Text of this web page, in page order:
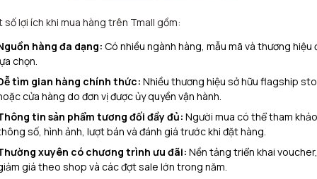
số lợi ích khi mua hàng trên Tmall gồm:
hàng đa dạng: Có nhiều ngành hàng, mẫu mã và thương hiệu
chọn.
tìm gian hàng chính thức: Nhiều thương hiệu sở hữu flagship
cửa hàng do đơn vị được ủy quyền vận hành.
tin sản phẩm tương đối đầy đủ: Người mua có thể tham khảo
số, hình ảnh, lượt bán và đánh giá trước khi đặt hàng.
xuyên có chương trình ưu đãi: Nền tảng triển khai voucher,
giá theo shop và các đợt sale lớn trong năm.